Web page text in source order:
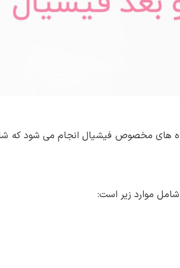
های مخصوص فیشیال انجام می شود که
موارد زیر است: